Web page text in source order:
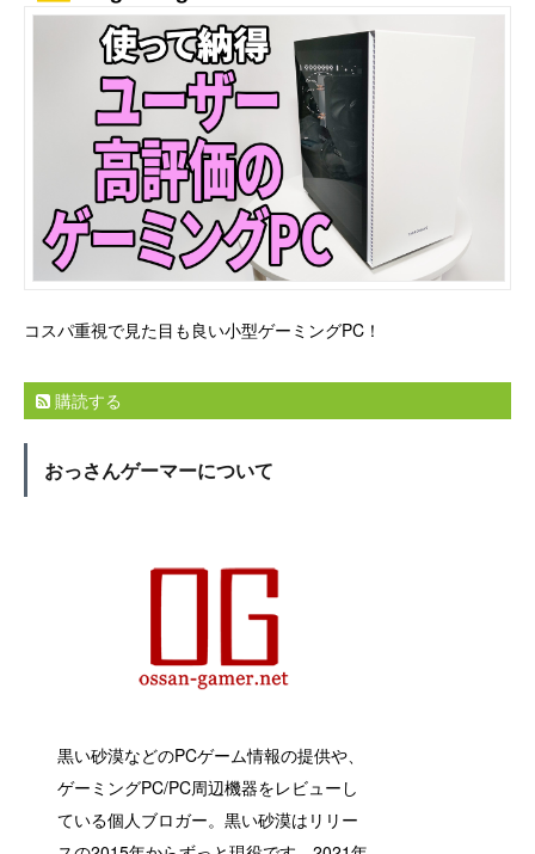
コスパ重視で見た目も良い小型ゲーミングPC！
購読する
おっさんゲーマーについて
黒い砂漠などのPCゲーム情報の提供や、
ゲーミングPC/PC周辺機器をレビューし
ている個人ブロガー。黒い砂漠はリリー